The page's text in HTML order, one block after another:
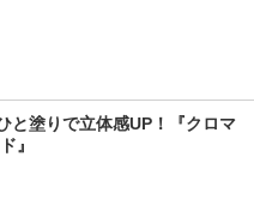
と塗りで立体感UP！『クロマ
』